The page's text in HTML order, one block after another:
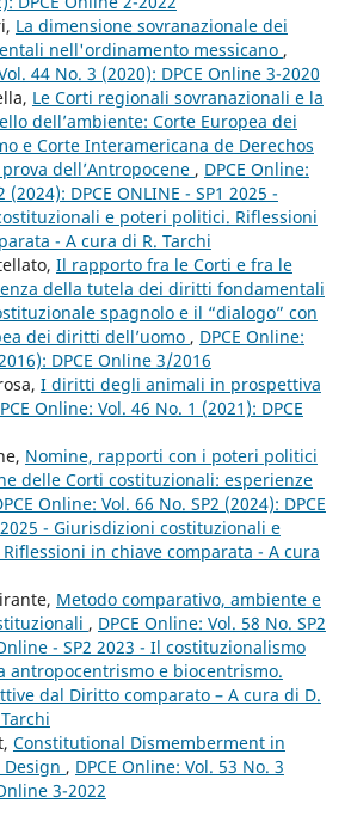
La dimensione sovranazionale dei
nell'ordinamento messicano ,
44 No. 3 (2020): DPCE Online 3-2020
Le Corti regionali sovranazionali e la
dell’ambiente: Corte Europea dei
e Corte Interamericana de Derechos
dell’Antropocene , DPCE Online:
(2024): DPCE ONLINE - SP1 2025 -
e poteri politici. Riflessioni
- A cura di R. Tarchi
Il rapporto fra le Corti e fra le
della tutela dei diritti fondamentali
spagnolo e il “dialogo” con
dei diritti dell’uomo , DPCE Online:
DPCE Online 3/2016
I diritti degli animali in prospettiva
Online: Vol. 46 No. 1 (2021): DPCE
Nomine, rapporti con i poteri politici
delle Corti costituzionali: esperienze
Online: Vol. 66 No. SP2 (2024): DPCE
2025 - Giurisdizioni costituzionali e
in chiave comparata - A cura
Metodo comparativo, ambiente e
, DPCE Online: Vol. 58 No. SP2
- SP2 2023 - Il costituzionalismo
antropocentrismo e biocentrismo.
dal Diritto comparato – A cura di D.
Constitutional Dismemberment in
, DPCE Online: Vol. 53 No. 3
3-2022